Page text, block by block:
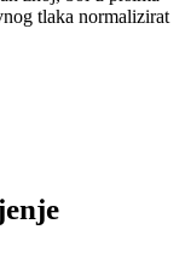
tlaka normalizirat